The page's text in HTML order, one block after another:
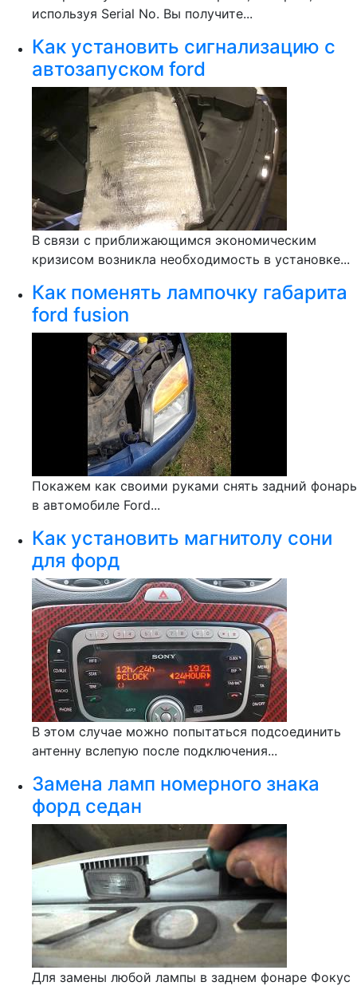
используя Serial No. Вы получите...
Как установить сигнализацию с
автозапуском ford
В связи с приближающимся экономическим
кризисом возникла необходимость в установке...
Как поменять лампочку габарита
ford fusion
Покажем как своими руками снять задний фонарь
в автомобиле Ford...
Как установить магнитолу сони
для форд
В этом случае можно попытаться подсоединить
антенну вслепую после подключения...
Замена ламп номерного знака
форд седан
Для замены любой лампы в заднем фонаре Фокус